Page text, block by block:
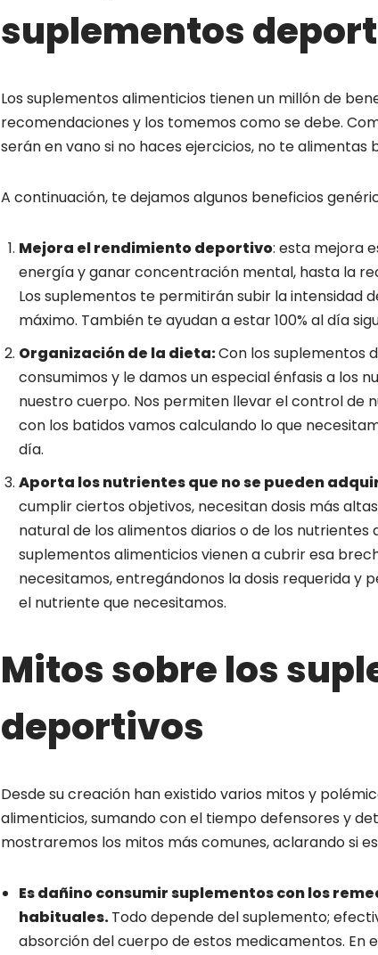
suplementos
Los suplementos alimenticios tienen un millón de
recomendaciones y los tomemos como se debe.
serán en vano si no haces ejercicios, no te alimentas
A continuación, te dejamos algunos beneficios
Mejora el rendimiento deportivo: esta mejora
energía y ganar concentración mental, hasta la
Los suplementos te permitirán subir la intensidad
máximo. También te ayudan a estar 100% al día
Organización de la dieta:Con los suplementos
consumimos y le damos un especial énfasis a los
nuestro cuerpo. Nos permiten llevar el control de
con los batidos vamos calculando lo que
día.
Aporta los nutrientes que no se pueden
cumplir ciertos objetivos, necesitan dosis más
natural de los alimentos diarios o de los
suplementos alimenticios vienen a cubrir esa
necesitamos, entregándonos la dosis requerida
el nutriente que necesitamos.
Mitos sobre los
deportivos
Desde su creación han existido varios mitos y
alimenticios, sumando con el tiempo defensores y
mostraremos los mitos más comunes, aclarando si
Es dañino consumir suplementos con los
habituales.Todo depende del suplemento;
absorción del cuerpo de estos medicamentos. En